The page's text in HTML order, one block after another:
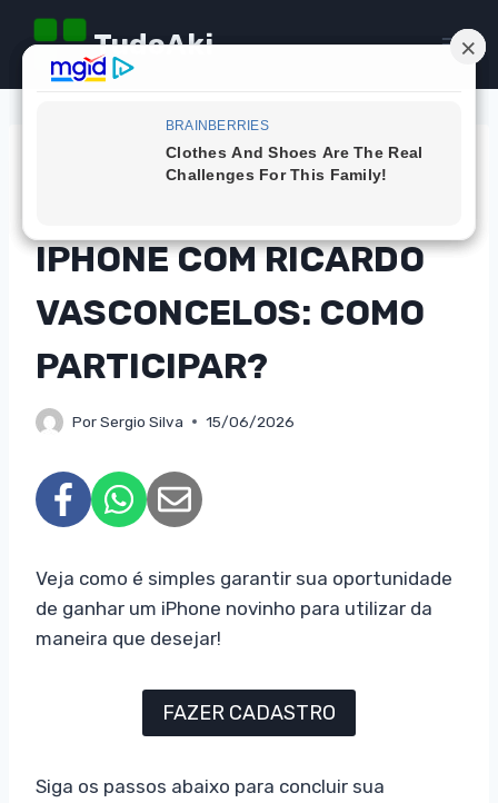
Pular
para
TudoAki
IPHONE COM RICARDO
VASCONCELOS: COMO
PARTICIPAR?
PorSergio Silva 15/06/2026
Veja como é simples garantir sua oportunidade
de ganhar um iPhone novinho para utilizar da
maneira que desejar!
FAZER CADASTRO
Siga os passos abaixo para concluir sua